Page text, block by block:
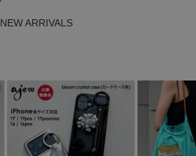
NEW ARRIVALS